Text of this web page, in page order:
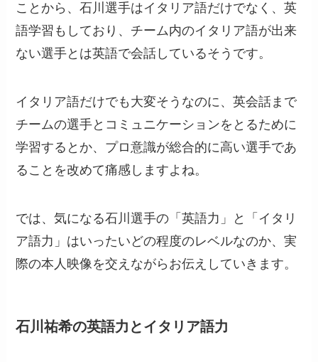
ことから、石川選手はイタリア語だけでなく、英
語学習もしており、チーム内のイタリア語が出来
ない選手とは英語で会話しているそうです。
イタリア語だけでも大変そうなのに、英会話まで
チームの選手とコミュニケーションをとるために
学習するとか、プロ意識が総合的に高い選手であ
ることを改めて痛感しますよね。
では、気になる石川選手の「英語力」と「イタリ
ア語力」はいったいどの程度のレベルなのか、実
際の本人映像を交えながらお伝えしていきます。
石川祐希の英語力とイタリア語力